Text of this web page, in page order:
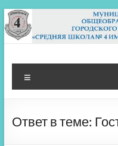
Перейти
к
содержимому
МБОУ СШ
Архангельск
Ответ в теме: